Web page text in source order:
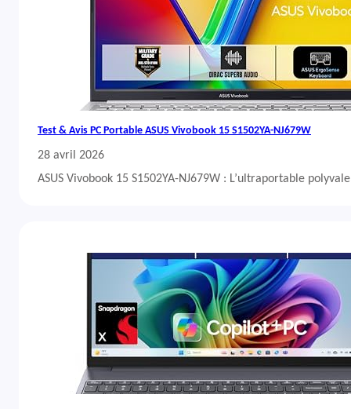
Test & Avis PC Portable ASUS Vivobook 15 S1502YA-NJ679W
28 avril 2026
ASUS Vivobook 15 S1502YA-NJ679W : L’ultraportable